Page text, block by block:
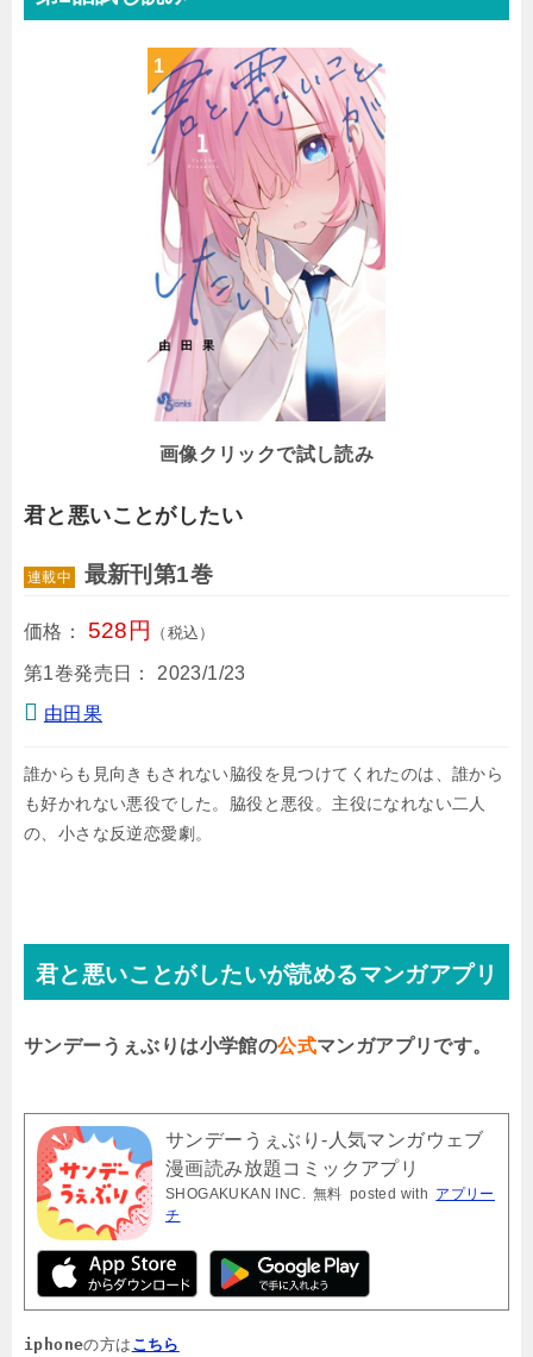
画像クリックで試し読み
君と悪いことがしたい
連載中 最新刊第1巻
価格： 528円 （税込）
第1巻発売日：
2023/1/23
由田果
誰からも見向きもされない脇役を見つけてくれたのは、誰から
も好かれない悪役でした。脇役と悪役。主役になれない二人
の、小さな反逆恋愛劇。
君と悪いことがしたいが読めるマンガアプリ
サンデーうぇぶりは小学館の公式マンガアプリです。
サンデーうぇぶり-人気マンガウェブ
漫画読み放題コミックアプリ
SHOGAKUKAN INC. 無料 posted with アプリー
チ
iphoneの方は こちら